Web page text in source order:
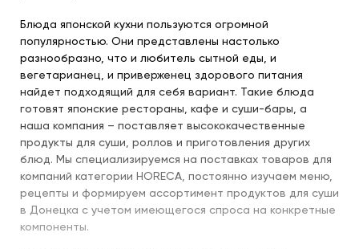
Блюда японской кухни пользуются огромной
популярностью. Они представлены настолько
разнообразно, что и любитель сытной еды, и
вегетарианец, и приверженец здорового питания
найдет подходящий для себя вариант. Такие блюда
готовят японские рестораны, кафе и суши-бары, а
наша компания – поставляет высококачественные
продукты для суши, роллов и приготовления других
блюд. Мы специализируемся на поставках товаров для
компаний категории HORECA, постоянно изучаем меню,
рецепты и формируем ассортимент продуктов для суши
в Донецка с учетом имеющегося спроса на конкретные
компоненты.